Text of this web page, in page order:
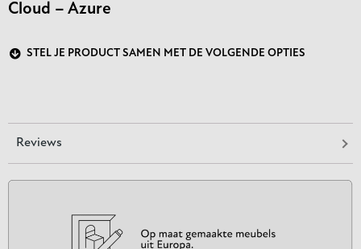
Cloud – Azure
STEL JE PRODUCT SAMEN MET DE VOLGENDE OPTIES
Reviews